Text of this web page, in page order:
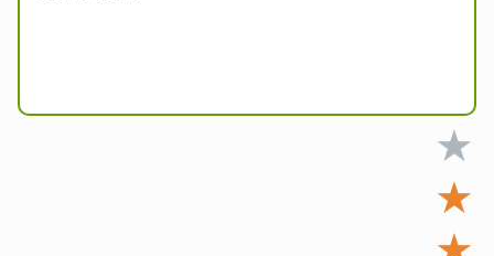
★
★